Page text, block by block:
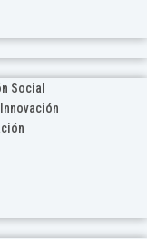
Social